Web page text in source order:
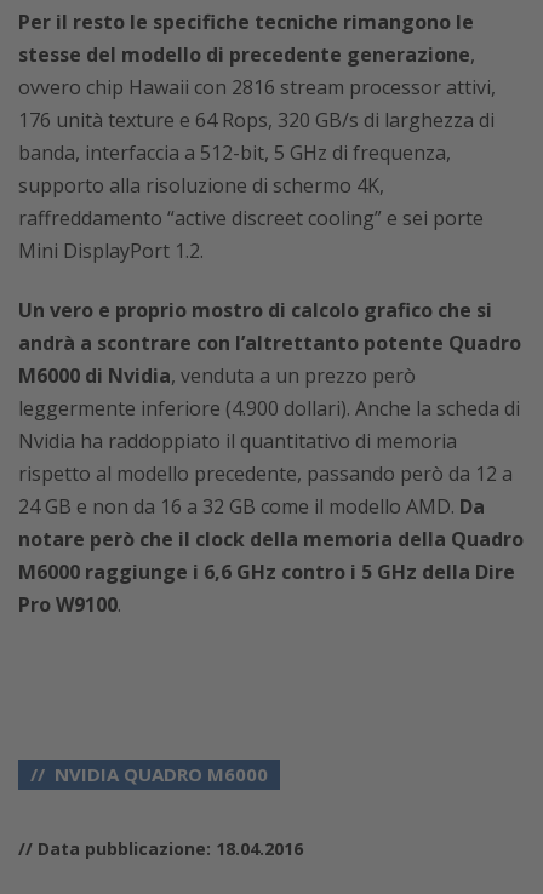
Per il resto le specifiche tecniche rimangono le
stesse del modello di precedente generazione,
ovvero chip Hawaii con 2816 stream processor attivi,
176 unità texture e 64 Rops, 320 GB/s di larghezza di
banda, interfaccia a 512-bit, 5 GHz di frequenza,
supporto alla risoluzione di schermo 4K,
raffreddamento “active discreet cooling” e sei porte
Mini DisplayPort 1.2.
Un vero e proprio mostro di calcolo grafico che si
andrà a scontrare con l’altrettanto potente Quadro
M6000 di Nvidia, venduta a un prezzo però
leggermente inferiore (4.900 dollari). Anche la scheda di
Nvidia ha raddoppiato il quantitativo di memoria
rispetto al modello precedente, passando però da 12 a
24 GB e non da 16 a 32 GB come il modello AMD. Da
notare però che il clock della memoria della Quadro
M6000 raggiunge i 6,6 GHz contro i 5 GHz della Dire
Pro W9100.
NVIDIA QUADRO M6000
// Data pubblicazione: 18.04.2016